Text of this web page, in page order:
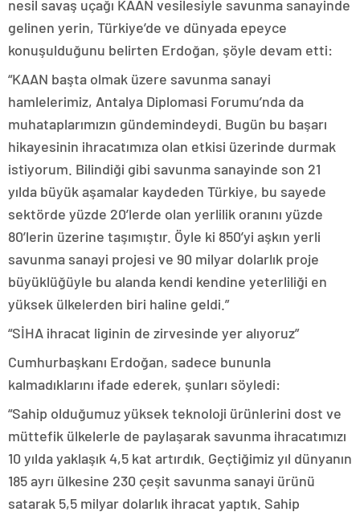
nesil savaş uçağı KAAN vesilesiyle savunma sanayinde
gelinen yerin, Türkiye’de ve dünyada epeyce
konuşulduğunu belirten Erdoğan, şöyle devam etti:
“KAAN başta olmak üzere savunma sanayi
hamlelerimiz, Antalya Diplomasi Forumu’nda da
muhataplarımızın gündemindeydi. Bugün bu başarı
hikayesinin ihracatımıza olan etkisi üzerinde durmak
istiyorum. Bilindiği gibi savunma sanayinde son 21
yılda büyük aşamalar kaydeden Türkiye, bu sayede
sektörde yüzde 20’lerde olan yerlilik oranını yüzde
80’lerin üzerine taşımıştır. Öyle ki 850’yi aşkın yerli
savunma sanayi projesi ve 90 milyar dolarlık proje
büyüklüğüyle bu alanda kendi kendine yeterliliği en
yüksek ülkelerden biri haline geldi.”
“SİHA ihracat liginin de zirvesinde yer alıyoruz”
Cumhurbaşkanı Erdoğan, sadece bununla
kalmadıklarını ifade ederek, şunları söyledi:
“Sahip olduğumuz yüksek teknoloji ürünlerini dost ve
müttefik ülkelerle de paylaşarak savunma ihracatımızı
10 yılda yaklaşık 4,5 kat artırdık. Geçtiğimiz yıl dünyanın
185 ayrı ülkesine 230 çeşit savunma sanayi ürünü
satarak 5,5 milyar dolarlık ihracat yaptık. Sahip